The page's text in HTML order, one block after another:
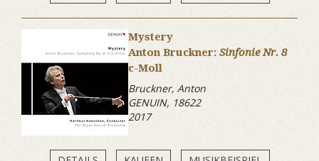
Mystery
Anton Bruckner: Sinfonie Nr. 8
c-Moll
Bruckner, Anton
GENUIN, 18622
2017